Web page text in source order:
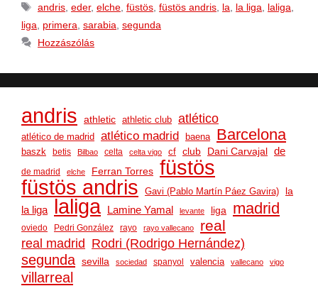
andris ,eder,elche ,füstös ,füstös andris la la liga laliga
liga
primera sarabia segunda
Hozzászólás
andris athletic athletic club atlético
atlético de madrid atlético madrid baena Barcelona
baszk betis Bilbao celta celta vigo cf club Dani Carvajal de
de madrid elche Ferran Torres füstös
füstös andris
Gavi (Pablo Martín Páez Gavira)
la
la liga
laliga Lamine Yamal levante liga madrid
oviedo Pedri González rayo rayo vallecano real
real madrid Rodri (Rodrigo Hernández)
segunda sevilla sociedad spanyol valencia vallecano vigo
villarreal